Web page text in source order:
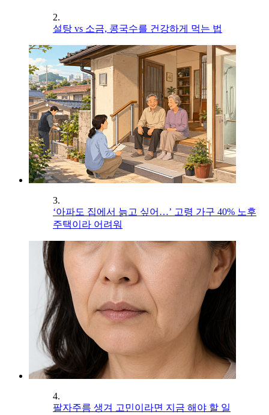
2.
설탕 vs 소금, 콩국수를 건강하게 먹는 법
3.
‘아파도 집에서 늙고 싶어…’ 고령 가구 40% 노후
주택이라 어려워
4.
팔자주름 생겨 고민이라면 지금 해야 할 일